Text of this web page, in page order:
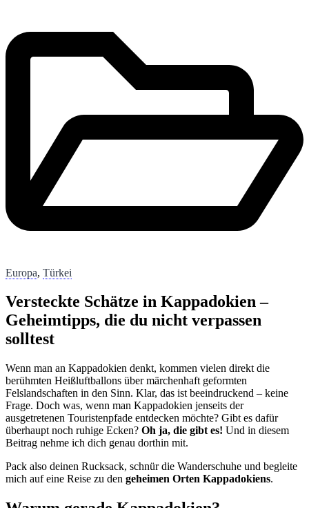
Europa, Türkei
Versteckte Schätze in Kappadokien –
Geheimtipps, die du nicht verpassen
solltest
Wenn man an Kappadokien denkt, kommen vielen direkt die
berühmten Heißluftballons über märchenhaft geformten
Felslandschaften in den Sinn. Klar, das ist beeindruckend – keine
Frage. Doch was, wenn man Kappadokien jenseits der
ausgetretenen Touristenpfade entdecken möchte? Gibt es dafür
überhaupt noch ruhige Ecken? Oh ja, die gibt es! Und in diesem
Beitrag nehme ich dich genau dorthin mit.
Pack also deinen Rucksack, schnür die Wanderschuhe und begleite
mich auf eine Reise zu den geheimen Orten Kappadokiens.